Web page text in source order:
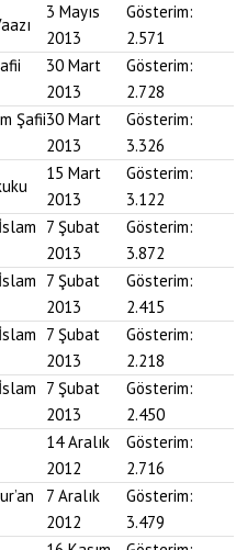
3 Mayıs
2013
Gösterim:
2.571
30 Mart
2013
Gösterim:
2.728
Şafii30 Mart
2013
Gösterim:
3.326
15 Mart
2013
Gösterim:
3.122
7 Şubat
2013
Gösterim:
3.872
7 Şubat
2013
Gösterim:
2.415
7 Şubat
2013
Gösterim:
2.218
7 Şubat
2013
Gösterim:
2.450
14 Aralık
2012
Gösterim:
2.716
7 Aralık
2012
Gösterim:
3.479